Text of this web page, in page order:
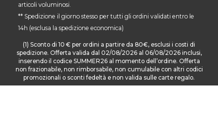
articoli voluminosi.
** Spedizione il giorno stesso per tutti gli ordini validati entro le
14h (esclusa la spedizione economica)
(1) Sconto di 10 € per ordini a partire da 80€, esclusi i costi di
spedizione. Offerta valida dal 02/08/2026 al 06/08/2026 inclusi,
inserendo il codice SUMMER26 al momento dell’ordine. Offerta
non frazionabile, non rimborsabile, non cumulabile con altri codici
promozionali o sconti fedeltà e non valida sulle carte regalo.